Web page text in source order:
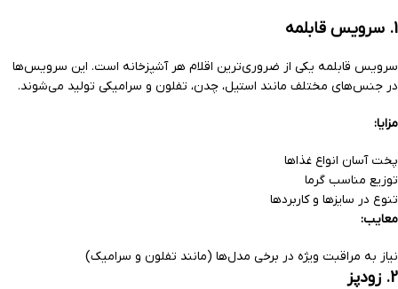
1. سرویس قابلمه
سرویس قابلمه یکی از ضروری‌ترین اقلام هر آشپزخانه است. این سرویس‌ها
در جنس‌های مختلف مانند استیل، چدن، تفلون و سرامیکی تولید می‌شوند.
مزایا:
پخت آسان انواع غذاها
توزیع مناسب گرما
تنوع در سایزها و کاربردها
معایب:
نیاز به مراقبت ویژه در برخی مدل‌ها (مانند تفلون و سرامیک)
2. زودپز